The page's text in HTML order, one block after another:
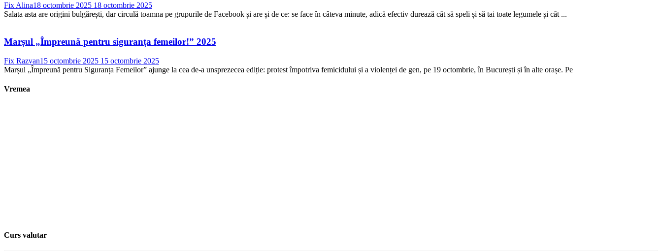
Fix Alina18 octombrie 2025 18 octombrie 2025
Salata asta are origini bulgărești, dar circulă toamna pe grupurile de Facebook și are și de ce: se face în câteva minute, adică efectiv durează cât să speli și să tai toate legumele și cât ...
Marșul „Împreună pentru siguranța femeilor!” 2025
Fix Razvan15 octombrie 2025 15 octombrie 2025
Marșul „Împreună pentru Siguranța Femeilor” ajunge la cea de-a unsprezecea ediție: protest împotriva femicidului și a violenței de gen, pe 19 octombrie, în București și în alte orașe. Pe
Vremea
Curs valutar